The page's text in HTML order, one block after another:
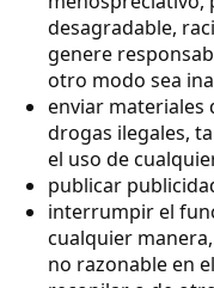
desagradable,
genere
otro modo sea
enviar materiales
drogas ilegales,
el uso de
publicar
interrumpir el
cualquier
no razonable en